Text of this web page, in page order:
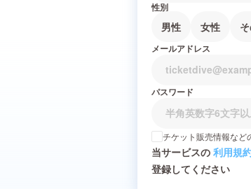
性別
男性 女性
メールアドレス
パスワード
チケット販売情報など
当サービスの 利用規
登録してください